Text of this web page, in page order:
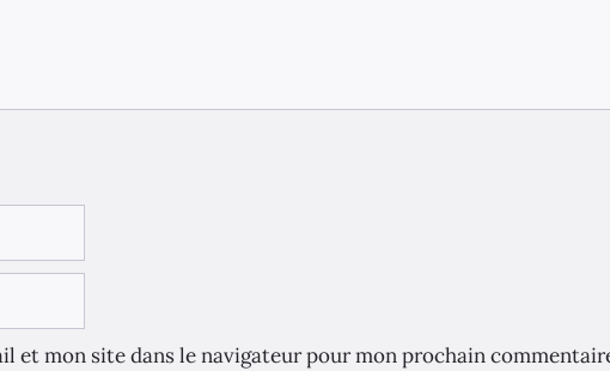
et mon site dans le navigateur pour mon prochain